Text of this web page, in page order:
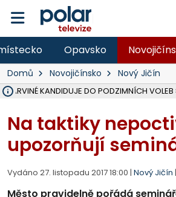
Opavsko
Domů Novojičínsko Nový Jičín
V KARVINÉ KANDIDUJE DO PODZIMNÍCH
Na taktiky
upozorňují
Vydáno 27. listopadu 2017 18:00 | Nový Jičín |
Město pravidelně pořádá